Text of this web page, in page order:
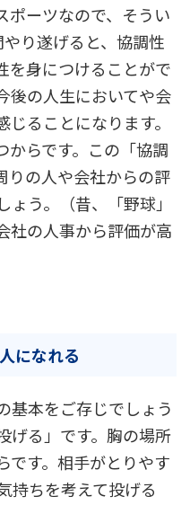
ポーツなので、そうい
り遂げると、協調性
を身につけることがで
後の人生においてや会
ることになります。
からです。この「協調
りの人や会社からの評
う。（昔、「野球」
社の人事から評価が高
になれる
基本をご存じでしょう
げる」です。胸の場所
です。相手がとりやす
持ちを考えて投げる